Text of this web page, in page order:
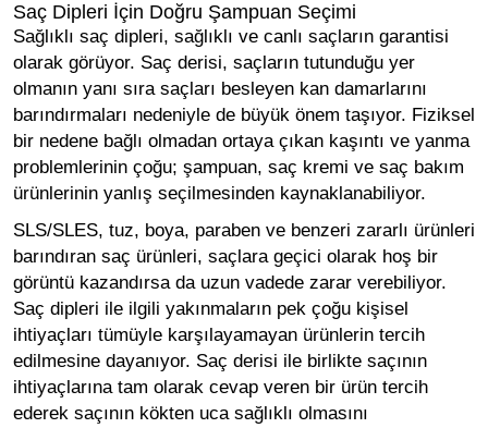
Saç Dipleri İçin Doğru Şampuan Seçimi
Sağlıklı saç dipleri, sağlıklı ve canlı saçların garantisi
olarak görüyor. Saç derisi, saçların tutunduğu yer
olmanın yanı sıra saçları besleyen kan damarlarını
barındırmaları nedeniyle de büyük önem taşıyor. Fiziksel
bir nedene bağlı olmadan ortaya çıkan kaşıntı ve yanma
problemlerinin çoğu; şampuan, saç kremi ve saç bakım
ürünlerinin yanlış seçilmesinden kaynaklanabiliyor.
SLS/SLES, tuz, boya, paraben ve benzeri zararlı ürünleri
barındıran saç ürünleri, saçlara geçici olarak hoş bir
görüntü kazandırsa da uzun vadede zarar verebiliyor.
Saç dipleri ile ilgili yakınmaların pek çoğu kişisel
ihtiyaçları tümüyle karşılayamayan ürünlerin tercih
edilmesine dayanıyor. Saç derisi ile birlikte saçının
ihtiyaçlarına tam olarak cevap veren bir ürün tercih
ederek saçının kökten uca sağlıklı olmasını